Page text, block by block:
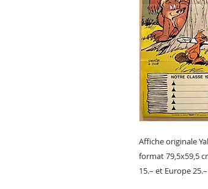
Affiche originale
format 79,5x59,5
15.– et Europe 25.–